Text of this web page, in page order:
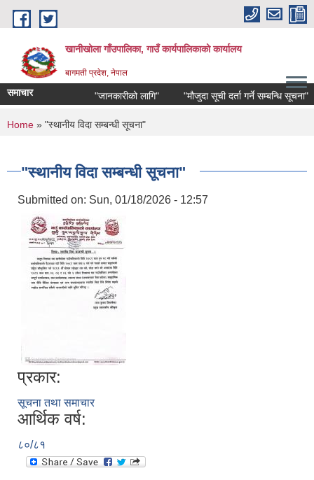
Skip to main content
खानीखोला गाँउपालिका, गाउँ कार्यपालिकाको कार्यालय
बागमती प्रदेश, नेपाल
समाचार "जानकारीको लागि" "मौजुदा सूची दर्ता गर्ने सम्बन्धि सूचना"
You are here
Home » "स्थानीय विदा सम्बन्धी सूचना"
"स्थानीय विदा सम्बन्धी सूचना"
Submitted on: Sun, 01/18/2026 - 12:57
प्रकार:
सूचना तथा समाचार
आर्थिक वर्ष:
८०/८१